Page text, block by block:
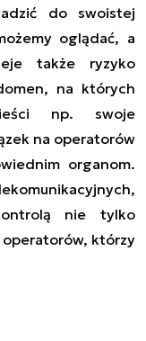
do swoistej
oglądać, a
także ryzyko
na których
np. swoje
na operatorów
organom.
nie tylko
którzy